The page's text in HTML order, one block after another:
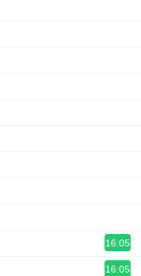
16:05
16:05